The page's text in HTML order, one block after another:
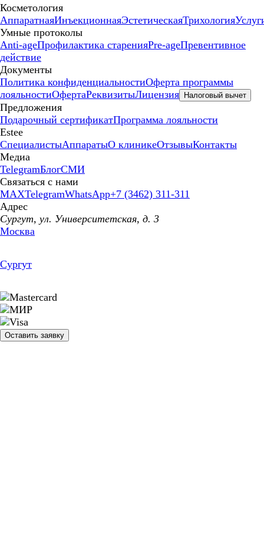
Косметология
АппаратнаяИнъекционнаяЭстетическаяТрихология
Умные протоколы
Anti-ageПрофилактика старенияPre-ageПревентивное
действие
Документы
Политика конфиденциальностиОферта программы
лояльностиОфертаРеквизитыЛицензия Налоговый вычет
Предложения
Подарочный сертификатПрограмма лояльности
Estee
СпециалистыАппаратыО клиникеОтзывыКонтакты
Медиа
TelegramБлогСМИ
Связаться с нами
MAXTelegramWhatsApp+7 (3462) 311-311
Адрес
Сургут, ул. Университетская, д. 3
Москва
Сургут
Оставить заявку